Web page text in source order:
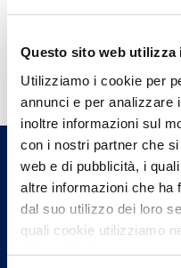
Questo sito web utilizza
Utilizziamo i cookie per
annunci e per analizzare
inoltre informazioni sul
con i nostri partner che
web e di pubblicità, i
altre informazioni che ha
dal suo utilizzo dei loro
quali cookie utilizziamo
più su chi siamo, come
Hai
Trova l'Agenzia
un nostro Agente.
Contattaci